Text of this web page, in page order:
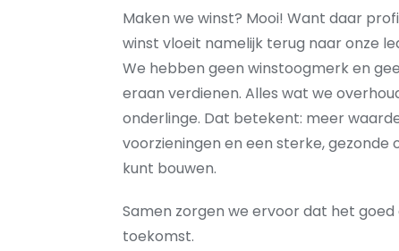
Maken we winst? Mooi! Want daar
winst vloeit namelijk terug naar onze
We hebben geen winstoogmerk en
eraan verdienen. Alles wat we
onderlinge. Dat betekent: meer
voorzieningen en een sterke, gezonde
kunt bouwen.
Samen zorgen we ervoor dat het
toekomst.